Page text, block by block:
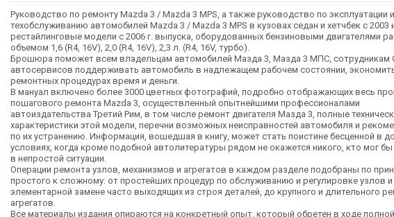
Руководство по ремонту Mazda 3 / Mazda 3 MPS, а также руководство по эксплуатации и
техобслуживанию автомобилей Mazda 3 / Mazda 3 MPS в кузовах седан и хетчбек с 2003
рестайлинговые модели с 2006 г. выпуска, оборудованных бензиновыми двигателями
объемом 1,6 (R4, 16V), 2,0 (R4, 16V), 2,3 л. (R4, 16V, турбо).
Брошюра поможет всем владельцам автомобилей Мазда 3, Мазда 3 МПС, сотрудникам
автосервисов поддерживать автомобиль в надлежащем рабочем состоянии,
ремонтных процедурах время и деньги.
В мануал включено более 3000 цветных фотографий, подробно отображающих весь
пошагового ремонта Mazda 3, осуществленный опытнейшими профессионалами
автоиздательства Третий Рим, в том числе ремонт двигателя Мазда 3, полные
характеристики этой модели, перечни возможных неисправностей автомобиля и
по их устранению. Информация, вошедшая в книгу, может стать поистине бесценной в
условиях, когда кроме подобной автолитературы рядом не окажется никого, кто мог
в непростой ситуации.
Операции ремонта узлов, механизмов и агрегатов в каждом разделе подобраны по
простого к сложному: от простейших процедур по обслуживанию и регулировке узлов и
элементарной замене часто выходящих из строя деталей, до крупного и длительного
агрегатов.
Все материалы издания опираются на конкретный опыт, который обретен в ходе полной